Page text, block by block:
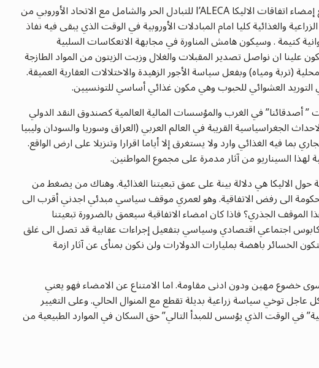
توشك هذه التبعية الغذائية ان تصبح اعمق مع إمضاء اتفاقات الاليكا l’ALECA للتبادل الحر والشامل مع الاتحاد الأوروبي من
والغذائية كليا امام المبادلات الأوروبية في الوقت الذي يبقى فيه نفاذ
كتيمة . وسيكون هامش المناورة في مجابهة الانعكاسات السلبية
علينا ان نواصل تصدير المقبلات والغلال وزيت الزيتون من المواد الطازجة
(تربة ومياه) وبفعل سياسة الأجور الزهيدة والاختلالات العقارية العميقة.
العشوائي للحبوب وهي مكون غذائي أساسي للتونسيين.
” أصدقائنا” في الغرب والمؤسسات المالية العالمية كصندوق النقد الدولي
الجغراسياسية القريبة في العالم العربي (العراق وسوريا والسودان وليبيا
بما فيه الغذائي وارد ولا يستغرق إلا أياما اقرارا وتنزيلا على ارض الواقع.
لهذا السيناريو من آثار مدمرة على مجموع المواطنين.
حول الاليكا هي دلالة بينة على عمق تبعيتنا الغذائية. وهناك من يضغط من
الى رفض الاتفاقية. وهو لعمري موقف سياسي مبدئي اجدني أقرب الى
الجذري؟ فاذا كان امضاء الاتفاقية سيعمق بالضرورة تبعيتنا
كابوس اجتماعي اقتصادي وسياسي بتفعيل إجراءات عقابية قد تصل الى غلق
الخسائر باهضة بمليارات الدولارات ولن نكون بمنأى عن آثار ازمة
خضوع مهين ودون ادنى مقاومة. اما الامتناع عن الامضاء فهو يعني
توخي سياسة زراعية بديلة تقطع مع المنوال الحالي. وعلى التغيير
في الوقت الذي يؤسس للمبدأ التالي” حق السكان في الموارد الطبيعية من